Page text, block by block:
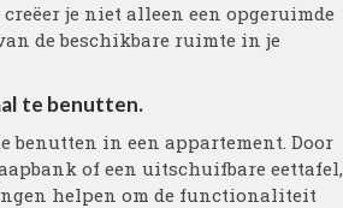
je niet alleen een opgeruimde
de beschikbare ruimte in je
te benutten.
benutten in een appartement. Door
of een uitschuifbare eettafel,
helpen om de functionaliteit